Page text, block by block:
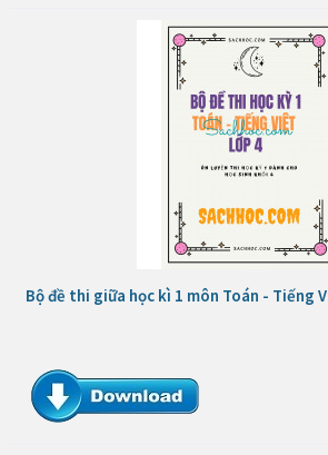
Bộ đề thi giữa học kì 1 môn Toán - Tiếng